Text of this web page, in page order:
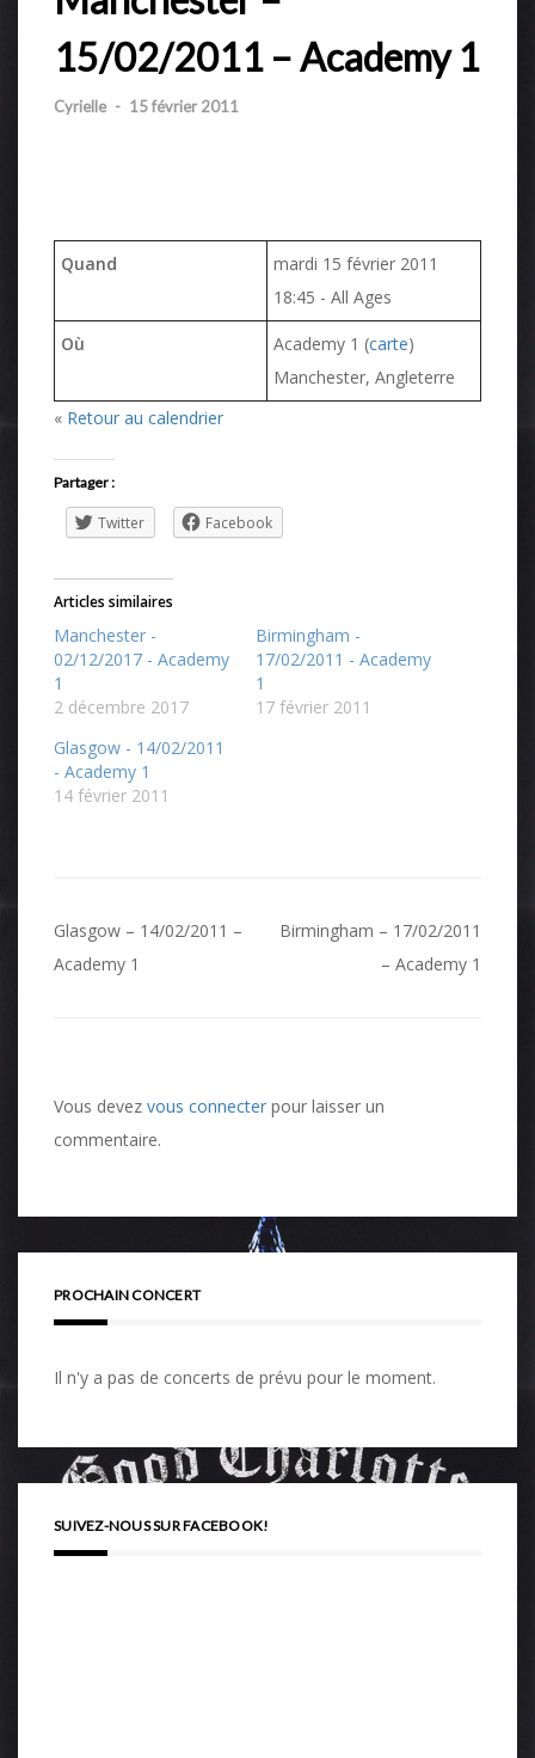
15/02/2011 – Academy 1
Cyrielle - 15 février 2011
Quand
mardi 15 février 2011
18:45 - All Ages
Où Academy 1 (carte)
Manchester, Angleterre
« Retour au calendrier
Partager :
Twitter Facebook
Articles similaires
Manchester -
02/12/2017 - Academy
1
2 décembre 2017
Birmingham -
17/02/2011 - Academy
1
17 février 2011
Glasgow - 14/02/2011
- Academy 1
14 février 2011
Navigation
de
Glasgow – 14/02/2011 –
Academy 1
Birmingham – 17/02/2011
– Academy 1
Vous devez vous connecter pour laisser un
commentaire.
PROCHAIN CONCERT
Il n'y a pas de concerts de prévu pour le moment.
SUIVEZ-NOUS SUR FACEBOOK!